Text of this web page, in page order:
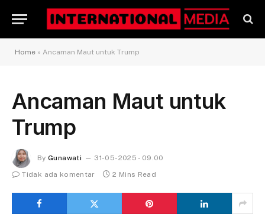
Home » Ancaman Maut untuk Trump
Ancaman Maut untuk
Trump
By Gunawati
31-05-2025 - 09.00
Tidak ada komentar
2 Mins Read